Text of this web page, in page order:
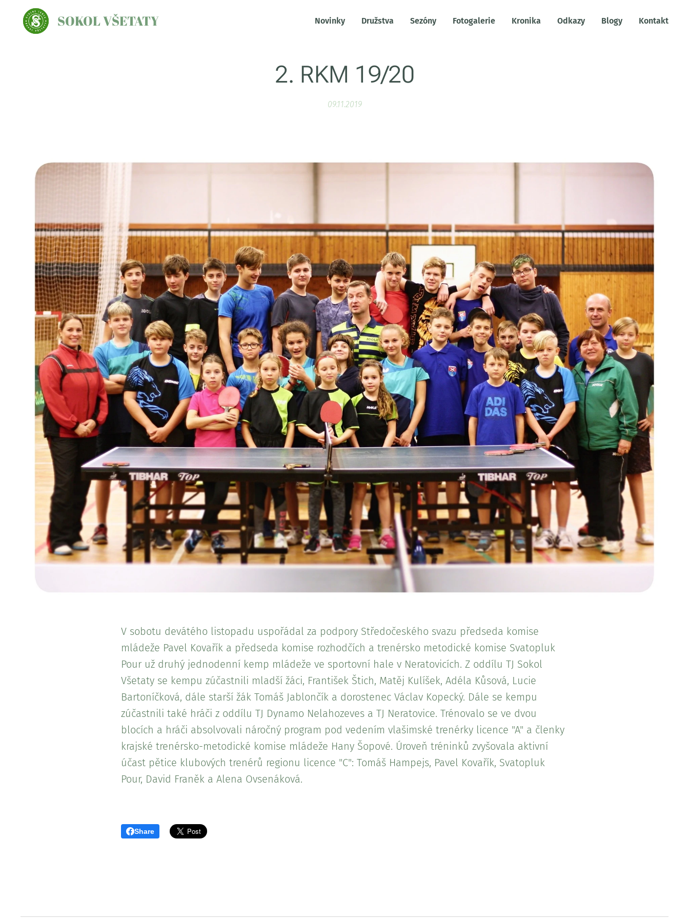
SOKOL VŠETATY Novinky Družstva Sezóny Fotogalerie Kronika Odkazy Blogy Kontakt
2. RKM 19/20
09.11.2019
V sobotu devátého listopadu uspořádal za podpory Středočeského svazu předseda komise
mládeže Pavel Kovařík a předseda komise rozhodčích a trenérsko metodické komise Svatopluk
Pour už druhý jednodenní kemp mládeže ve sportovní hale v Neratovicích. Z oddílu TJ Sokol
Všetaty se kempu zúčastnili mladší žáci, František Štich, Matěj Kulíšek, Adéla Kůsová, Lucie
Bartoníčková, dále starší žák Tomáš Jablončík a dorostenec Václav Kopecký. Dále se kempu
zúčastnili také hráči z oddílu TJ Dynamo Nelahozeves a TJ Neratovice. Trénovalo se ve dvou
blocích a hráči absolvovali náročný program pod vedením vlašimské trenérky licence "A" a členky
krajské trenérsko-metodické komise mládeže Hany Šopové. Úroveň tréninků zvyšovala aktivní
účast pětice klubových trenérů regionu licence "C": Tomáš Hampejs, Pavel Kovařík, Svatopluk
Pour, David Franěk a Alena Ovsenáková.
Share